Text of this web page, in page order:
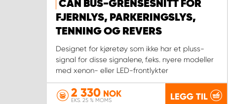
CAN BUS-GRENSESNITT FOR
FJERNLYS, PARKERINGSLYS,
TENNING OG REVERS
Designet for kjøretøy som ikke har et pluss-
signal for disse signalene, f.eks. nyere modeller
med xenon- eller LED-frontlykter
2 330 NOK
EKS. 25 % MOMS LEGG TIL